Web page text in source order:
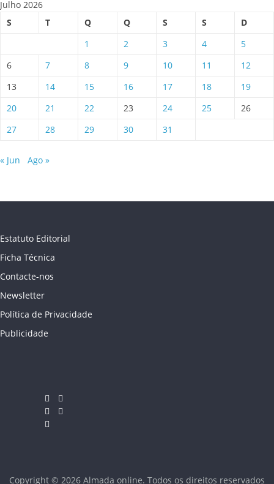
Julho 2026
S
T Q Q S S
D
1
2 3 4
5
6
7 8 9 10 11
12
13
14 15 16 17 18
19
20
21 22 23 24 25
26
27
28 29 30 31
« Jun Ago »
Estatuto Editorial
Ficha Técnica
Contacte-nos
Newsletter
Política de Privacidade
Publicidade
Copyright © 2026 Almada online. Todos os direitos reservados